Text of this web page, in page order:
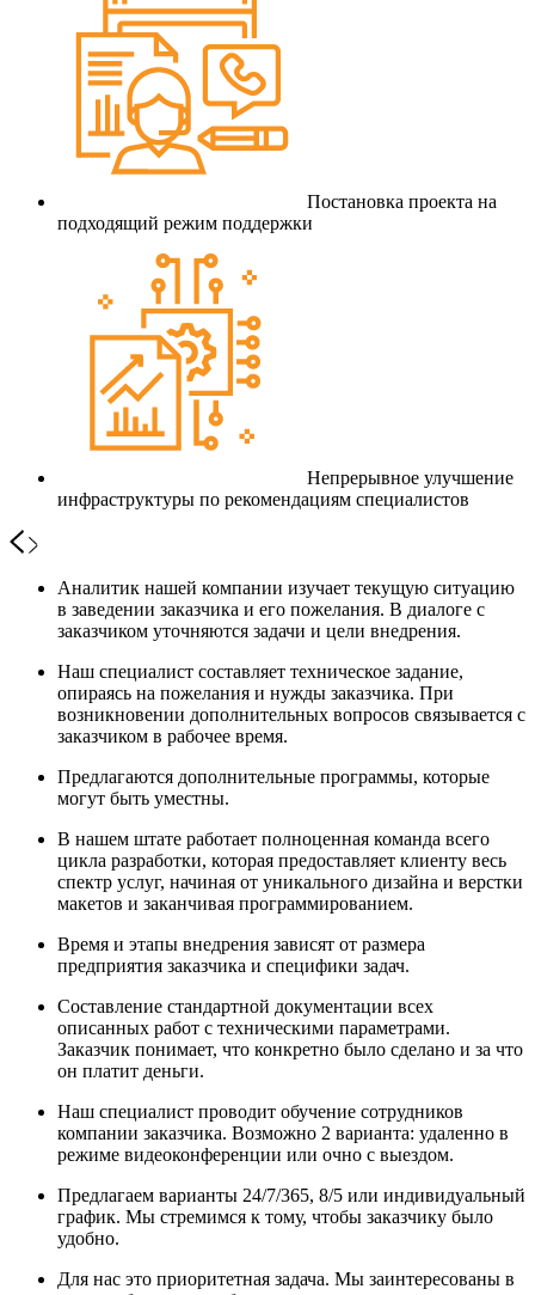
Постановка проекта на
подходящий режим поддержки
Непрерывное улучшение
инфраструктуры по рекомендациям специалистов
Аналитик нашей компании изучает текущую ситуацию
в заведении заказчика и его пожелания. В диалоге с
заказчиком уточняются задачи и цели внедрения.
Наш специалист составляет техническое задание,
опираясь на пожелания и нужды заказчика. При
возникновении дополнительных вопросов связывается с
заказчиком в рабочее время.
Предлагаются дополнительные программы, которые
могут быть уместны.
В нашем штате работает полноценная команда всего
цикла разработки, которая предоставляет клиенту весь
спектр услуг, начиная от уникального дизайна и верстки
макетов и заканчивая программированием.
Время и этапы внедрения зависят от размера
предприятия заказчика и специфики задач.
Составление стандартной документации всех
описанных работ с техническими параметрами.
Заказчик понимает, что конкретно было сделано и за что
он платит деньги.
Наш специалист проводит обучение сотрудников
компании заказчика. Возможно 2 варианта: удаленно в
режиме видеоконференции или очно с выездом.
Предлагаем варианты 24/7/365, 8/5 или индивидуальный
график. Мы стремимся к тому, чтобы заказчику было
удобно.
Для нас это приоритетная задача. Мы заинтересованы в